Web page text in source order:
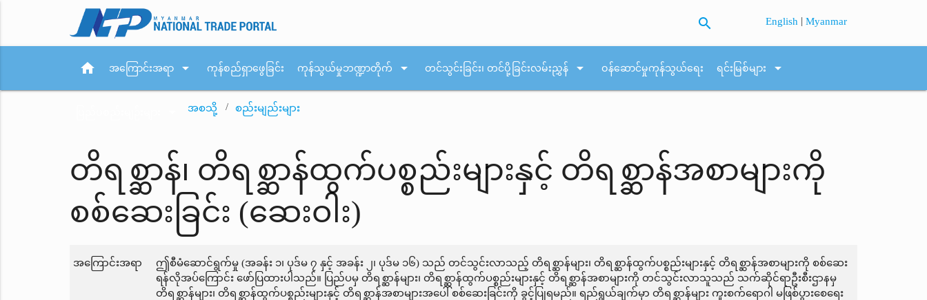
search English |Myanmar
home အကြောင်းအရာ arrow_drop_down ကုန်စည်ရှာဖွေခြင်း ကုန်သွယ်မှုဘဏ္ဍာတိုက် arrow_drop_down တင်သွင်းခြင်း၊ တင်ပို့ခြင်းလမ်းညွှန် arrow_drop_down ဝန်ဆောင်မှုကုန်သွယ်ရေး ရင်းမြစ်များ arrow_drop_down
အစသို့ စည်းမျည်းများ
တိရစ္ဆာန်၊ တိရစ္ဆာန်ထွက်ပစ္စည်းများနှင့် တိရစ္ဆာန်အစာများကို
စစ်ဆေးခြင်း (ဆေးဝါး)
အကြောင်းအရာ
ဤစီမံဆောင်ရွက်မှု (အခန်း ၁၊ ပုဒ်မ ၇ နှင့် အခန်း ၂၊ ပုဒ်မ ၁၆) သည် တင်သွင်းလာသည့် တိရစ္ဆာန်များ၊ တိရစ္ဆာန်ထွက်ပစ္စည်းများနှင့် တိရစ္ဆာန်အစာများကို စစ်ဆေး
ရန်လိုအပ်ကြောင်း ဖော်ပြထားပါသည်။ ပြည်ပမှ တိရစ္ဆာန်များ၊ တိရစ္ဆာန်ထွက်ပစ္စည်းများနှင့် တိရစ္ဆာန်အစာများကို တင်သွင်းလာသူသည် သက်ဆိုင်ရာဦးစီးဌာနမှ
တိရစ္ဆာန်များ၊ တိရစ္ဆာန်ထွက်ပစ္စည်းများနှင့် တိရစ္ဆာန်အစာများအပေါ် စစ်ဆေးခြင်းကို ခွင့်ပြုရမည်။ ရည်ရွယ်ချက်မှာ တိရစ္ဆာန်များ ကူးစက်ရောဂါ မဖြစ်ပွားစေရေး